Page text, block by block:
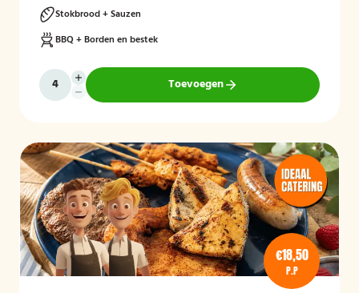
Stokbrood + Sauzen
BBQ + Borden en bestek
Toevoegen
€18,50
P.P